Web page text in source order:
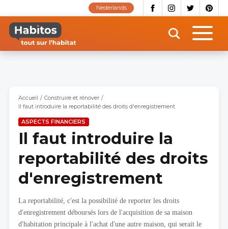
contenu
principal
Nederlands
Accueil
Construire et rénover
Il faut introduire la reportabilité des droits d'enregistrement
ASPECTS FINANCIERS
Il faut introduire la
reportabilité des droits
d'enregistrement
La reportabilité, c'est la possibilité de reporter les droits
d'enregistrement déboursés lors de l'acquisition de sa maison
d'habitation principale à l'achat d'une autre maison, qui serait le